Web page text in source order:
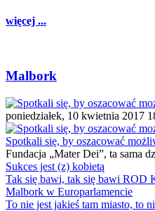
więcej ...
Malbork
poniedziałek, 10 kwietnia 2017
Spotkali się, by oszacować
Fundacja „Mater Dei”, ta sama
Sukces jest (z) kobietą
Tak się bawi, tak się bawi ROD
Malbork w Europarlamencie
To nie jest jakieś tam miasto, to